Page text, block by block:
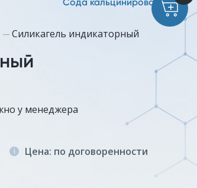
Силикагель индикаторный
у менеджера
Цена: по договоренности